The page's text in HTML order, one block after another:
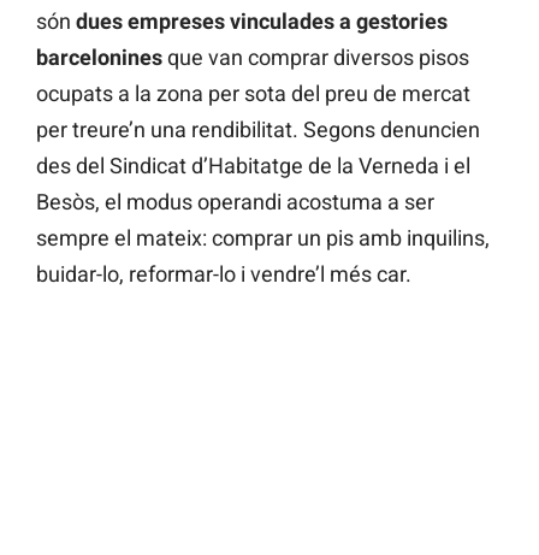
són dues empreses vinculades a gestories
barceloninesque van comprar diversos pisos
ocupats a la zona per sota del preu de mercat
per treure’n una rendibilitat. Segons denuncien
des del Sindicat d’Habitatge de la Verneda i el
Besòs, el modus operandi acostuma a ser
sempre el mateix: comprar un pis amb inquilins,
buidar-lo, reformar-lo i vendre’l més car.